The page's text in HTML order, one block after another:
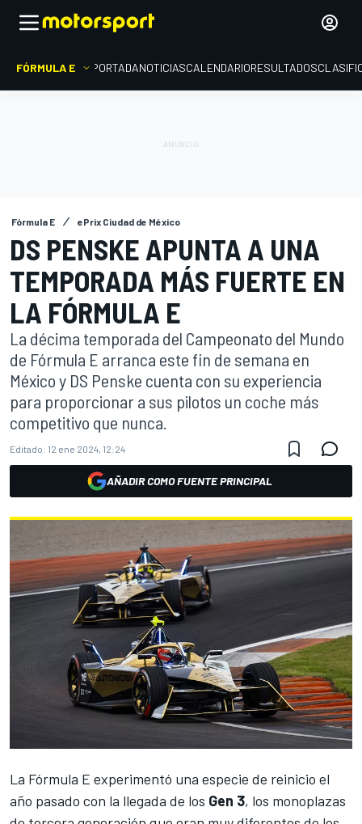
FÓRMULA E PORTADANOTICIASCALENDARIORESULTADOS
Fórmula E ePrix Ciudad de México
DS PENSKE APUNTA A UNA
TEMPORADA MÁS FUERTE EN
LA FÓRMULA E
La décima temporada del Campeonato del Mundo
de Fórmula E arranca este fin de semana en
México y DS Penske cuenta con su experiencia
para proporcionar a sus pilotos un coche más
competitivo que nunca.
Editado: 12 ene 2024, 12:24
AÑADIR COMO FUENTE PRINCIPAL
La Fórmula E experimentó una especie de reinicio el
año pasado con la llegada de los Gen 3, los monoplazas